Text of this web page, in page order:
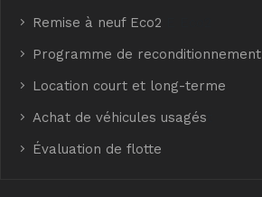
Remise à neuf Eco2
Programme de reconditionnement
Location court et long-terme
Achat de véhicules usagés
Évaluation de flotte